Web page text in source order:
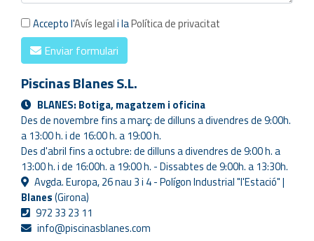
Accepto l'Avís legali laPolítica de privacitat
Enviar formulari
Piscinas Blanes S.L.
BLANES: Botiga, magatzem i oficina
Des de novembre fins a març: de dilluns a divendres de 9:00h.
a 13:00 h. i de 16:00 h. a 19:00 h.
Des d'abril fins a octubre: de dilluns a divendres de 9:00 h. a
13:00 h. i de 16:00h. a 19:00 h. - Dissabtes de 9:00h. a 13:30h.
Avgda. Europa, 26 nau 3 i 4 - Polígon Industrial "l'Estació" |
Blanes(Girona)
972 33 23 11
info@piscinasblanes.com